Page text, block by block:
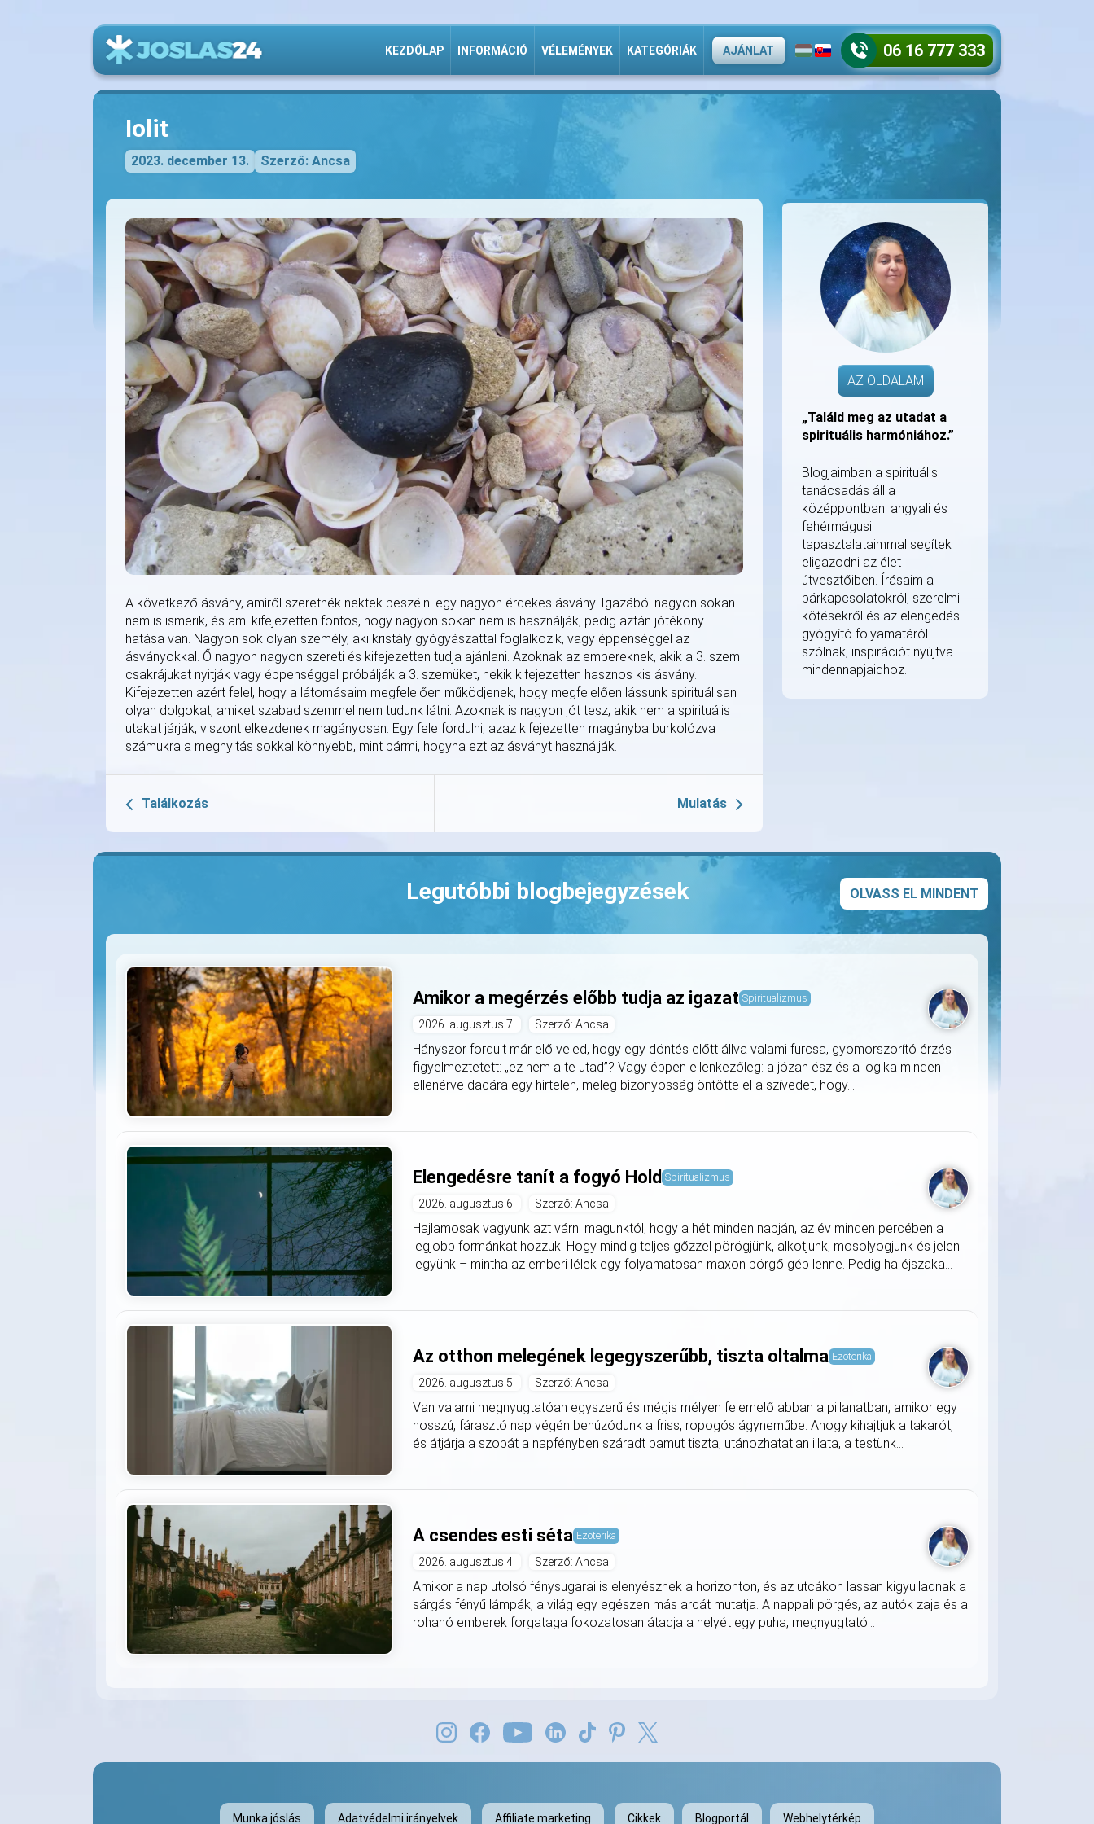
KEZDŐLAP INFORMÁCIÓ VÉLEMÉNYEK KATEGÓRIÁK AJÁNLAT 06 16 777 333
Iolit
2023. december 13. Szerző: Ancsa
A következő ásvány, amiről szeretnék nektek beszélni egy nagyon érdekes ásvány. Igazából nagyon sokan
nem is ismerik, és ami kifejezetten fontos, hogy nagyon sokan nem is használják, pedig aztán jótékony
hatása van. Nagyon sok olyan személy, aki kristály gyógyászattal foglalkozik, vagy éppenséggel az
ásványokkal. Ő nagyon nagyon szereti és kifejezetten tudja ajánlani. Azoknak az embereknek, akik a 3. szem
csakrájukat nyitják vagy éppenséggel próbálják a 3. szemüket, nekik kifejezetten hasznos kis ásvány.
Kifejezetten azért felel, hogy a látomásaim megfelelően működjenek, hogy megfelelően lássunk spirituálisan
olyan dolgokat, amiket szabad szemmel nem tudunk látni. Azoknak is nagyon jót tesz, akik nem a spirituális
utakat járják, viszont elkezdenek magányosan. Egy fele fordulni, azaz kifejezetten magányba burkolózva
számukra a megnyitás sokkal könnyebb, mint bármi, hogyha ezt az ásványt használják.
Találkozás Mulatás
AZ OLDALAM
„Találd meg az utadat a
spirituális harmóniához.”
Blogjaimban a spirituális
tanácsadás áll a
középpontban: angyali és
fehérmágusi
tapasztalataimmal segítek
eligazodni az élet
útvesztőiben. Írásaim a
párkapcsolatokról, szerelmi
kötésekről és az elengedés
gyógyító folyamatáról
szólnak, inspirációt nyújtva
mindennapjaidhoz.
Legutóbbi blogbejegyzések OLVASS EL MINDENT
Amikor a megérzés előbb tudja az igazat Spiritualizmus
2026. augusztus 7. Szerző: Ancsa
Hányszor fordult már elő veled, hogy egy döntés előtt állva valami furcsa, gyomorszorító érzés
figyelmeztetett: „ez nem a te utad”? Vagy éppen ellenkezőleg: a józan ész és a logika minden
ellenérve dacára egy hirtelen, meleg bizonyosság öntötte el a szívedet, hogy...
Elengedésre tanít a fogyó Hold Spiritualizmus
2026. augusztus 6. Szerző: Ancsa
Hajlamosak vagyunk azt várni magunktól, hogy a hét minden napján, az év minden percében a
legjobb formánkat hozzuk. Hogy mindig teljes gőzzel pörögjünk, alkotjunk, mosolyogjunk és jelen
legyünk – mintha az emberi lélek egy folyamatosan maxon pörgő gép lenne. Pedig ha éjszaka...
Az otthon melegének legegyszerűbb, tiszta oltalma Ezoterika
2026. augusztus 5. Szerző: Ancsa
Van valami megnyugtatóan egyszerű és mégis mélyen felemelő abban a pillanatban, amikor egy
hosszú, fárasztó nap végén behúzódunk a friss, ropogós ágyneműbe. Ahogy kihajtjuk a takarót,
és átjárja a szobát a napfényben száradt pamut tiszta, utánozhatatlan illata, a testünk...
A csendes esti séta Ezoterika
2026. augusztus 4. Szerző: Ancsa
Amikor a nap utolsó fénysugarai is elenyésznek a horizonton, és az utcákon lassan kigyulladnak a
sárgás fényű lámpák, a világ egy egészen más arcát mutatja. A nappali pörgés, az autók zaja és a
rohanó emberek forgataga fokozatosan átadja a helyét egy puha, megnyugtató...
Munka jóslás Adatvédelmi irányelvek Affiliate marketing Cikkek Blogportál Webhelytérkép